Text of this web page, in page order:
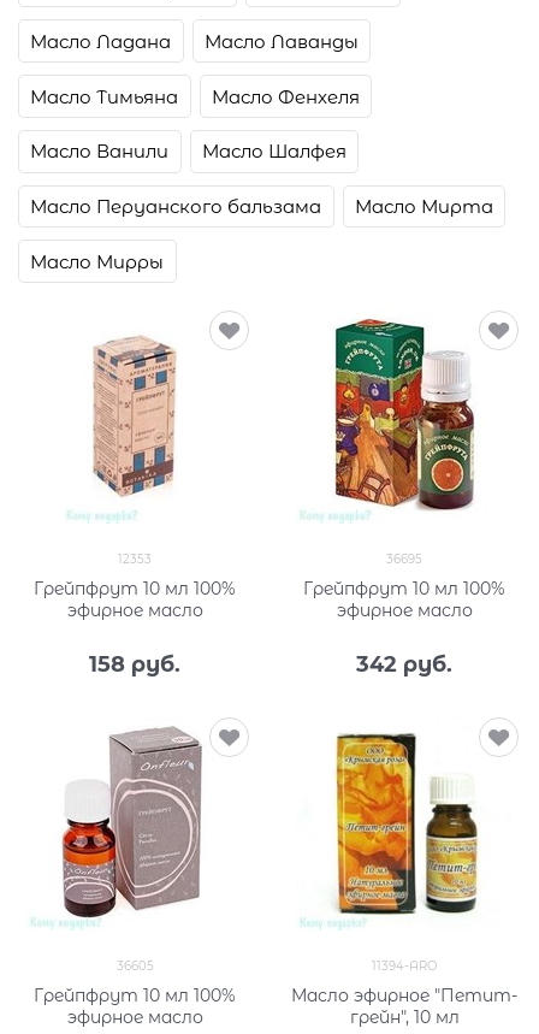
Масло Ладана Масло Лаванды
Масло Тимьяна Масло Фенхеля
Масло Ванили Масло Шалфея
Масло Перуанского бальзама Масло Мирта
Масло Мирры
12353
Грейпфрут 10 мл 100%
эфирное масло
158 руб.
36695
Грейпфрут 10 мл 100%
эфирное масло
342 руб.
36605
Грейпфрут 10 мл 100%
эфирное масло
11394-ARO
Масло эфирное "Петит-
грейн", 10 мл